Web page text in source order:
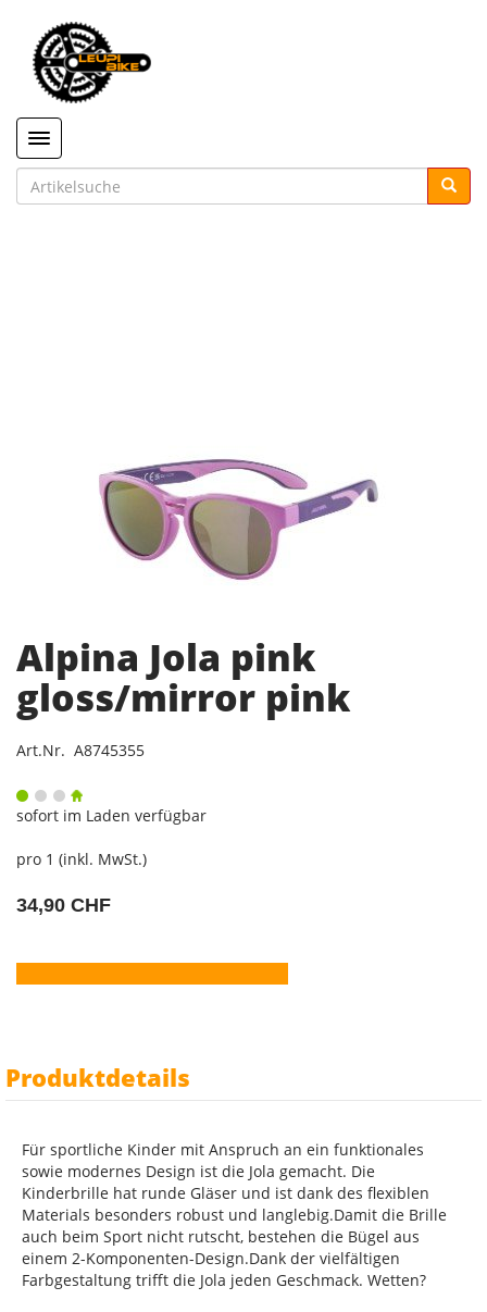
Toggle navigation
Alpina Jola pink
gloss/mirror pink
Art.Nr. A8745355
sofort im Laden verfügbar
pro 1 (inkl. MwSt.)
34,90 CHF
Produktdetails
Für sportliche Kinder mit Anspruch an ein funktionales
sowie modernes Design ist die Jola gemacht. Die
Kinderbrille hat runde Gläser und ist dank des flexiblen
Materials besonders robust und langlebig.Damit die Brille
auch beim Sport nicht rutscht, bestehen die Bügel aus
einem 2-Komponenten-Design.Dank der vielfältigen
Farbgestaltung trifft die Jola jeden Geschmack. Wetten?